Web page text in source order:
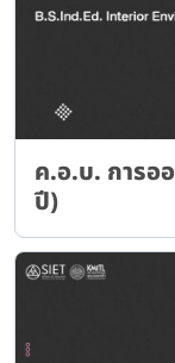
ค.อ.บ. การอ
ปี)